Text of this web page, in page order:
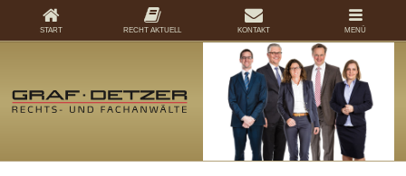
START RECHT AKTUELL KONTAKT MENÜ